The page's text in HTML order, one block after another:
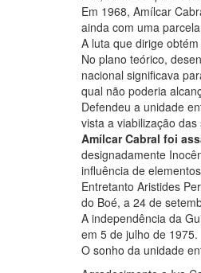
Em 1968, Amílcar
ainda com uma
A luta que dirige
No plano teórico,
nacional significava
qual não poderia
Defendeu a unidade
vista a viabilização
Amílcar Cabral foi
designadamente
influência de
Entretanto Aristides
do Boé, a 24 de
A independência da
em 5 de julho de 1975.
O sonho da unidade